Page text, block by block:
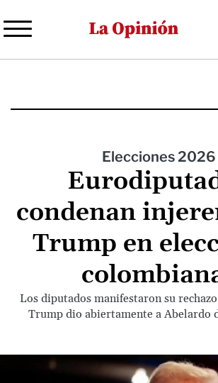
al
principal
Elecciones 2026
condenan
Trump en
Los diputados manifestaron su
Trump dio abiertamente a Abelardo